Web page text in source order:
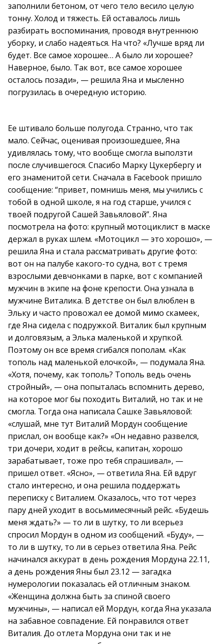
заполнили бетоном, от чего тело весило целую
тонну. Холод и тяжесть. Ей оставалось лишь
разбирать воспоминания, проводя внутреннюю
уборку, и слабо надеяться. На что? «Лучше вряд ли
будет. Все самое хорошее… А было ли хорошее?
Наверное, было. Так вот, все самое хорошее
осталось позади», — решила Яна и мысленно
погрузилась в очередную историю.
Ее штивало больше полугода. Странно, что так
мало. Сейчас, оценивая произошедшее, Яна
удивлялась тому, что вообще смогла выползти
после случившегося. Спасибо Марку Цукербергу и
его знаменитой сети. Сначала в Facebook пришло
сообщение: “привет, помнишь меня, мы учились с
тобой в одной школе, я на год старше, учился с
твоей подругой Сашей Завьяловой”. Яна
посмотрела на фото: крупный мотоциклист в маске
держал в руках шлем. «Мотоцикл — это хорошо», —
решила Яна и стала рассматривать другие фото:
вот он на палубе какого-то судна, вот с тремя
взрослыми девчонками в парке, вот с компанией
мужчин в экипе на фоне крепости. Она узнала в
мужчине Виталика. В детстве он был влюблен в
Эльку и часто провожал ее домой мимо скамеек,
где Яна сидела с подружкой. Виталик был крупным
и долговязым, а Элька маленькой и хрупкой.
Поэтому он все время сгибался пополам. «Как
тополь над маленькой елочкой», — подумала Яна.
«Хотя, почему, как тополь? Тополь ведь очень
стройный», — она попыталась вспомнить дерево,
на которое мог бы походить Виталий, но так и не
смогла. Тогда она написала Сашке Завьяловой:
«слушай, мне тут Виталий Мордун сообщение
прислал, он вообще как?» «Он недавно развелся,
три дочери, ходит в рейсы, капитан, хорошо
зарабатывает, тоже про тебя спрашивал», —
пришел ответ. «Ясно», — ответила Яна. Ей вдруг
стало интересно, и она решила поддержать
переписку с Виталием. Оказалось, что тот через
пару дней уходит в восьмимесячный рейс. «Будешь
меня ждать?» — то ли в шутку, то ли всерьез
спросил Мордун в одном из сообщений. «Буду», —
то ли в шутку, то ли в серьез ответила Яна. Рейс
начинался аккурат в день рождения Мордуна 22.11,
а день рождения Яны был 23.12 — загадка
нумерологии показалась ей отличным знаком.
«Женщина должна быть за спиной своего
мужчины», — написал ей Мордун, когда Яна указала
на забавное совпадение. Ей понравился ответ
Виталия. До отлета Мордуна они так и не